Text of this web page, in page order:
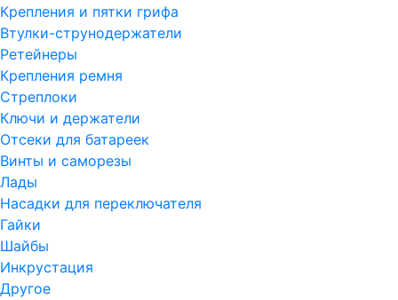
Крепления и пятки грифа
Втулки-струнодержатели
Ретейнеры
Крепления ремня
Стреплоки
Ключи и держатели
Отсеки для батареек
Винты и саморезы
Лады
Насадки для переключателя
Гайки
Шайбы
Инкрустация
Другое